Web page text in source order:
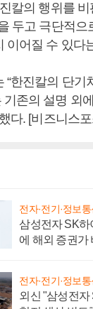
칼의 행위를 비
두고 극단적
이어질 수 있다
“한진칼의 단기
존의 설명 외
다. [비즈니스
전자·전기·정보통
삼성전자 SK하
에 해외 증권가
전자·전기·정보통
외신 "삼성전자